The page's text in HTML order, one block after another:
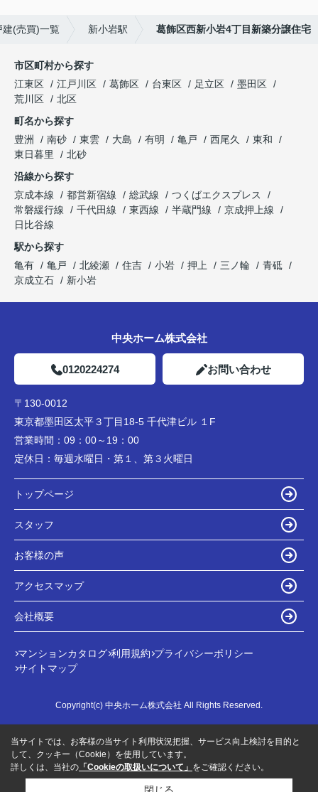
建(売買)一覧 新小岩駅 葛飾区西新小岩4丁目新築分譲住宅
市区町村から探す
江東区
江戸川区 葛飾区 台東区 足立区
墨田区
荒川区
北区
町名から探す
豊洲
南砂 東雲 大島 有明 亀戸 西尾久
東和
東日暮里
北砂
沿線から探す
京成本線
都営新宿線 総武線
つくばエクスプレス
常磐緩行線
千代田線 東西線 半蔵門線
京成押上線
日比谷線
駅から探す
亀有
亀戸 北綾瀬 住吉 小岩 押上 三ノ輪
青砥
京成立石
新小岩
中央ホーム株式会社
0120224274 お問い合わせ
〒130-0012
東京都墨田区太平３丁目18-5 千代津ビル １F
営業時間： 09：00～19：00
定休日： 毎週水曜日・第１、第３火曜日
トップページ
スタッフ
お客様の声
アクセスマップ
会社概要
マンションカタログ 利用規約 プライバシーポリシー
サイトマップ
Copyright(c) 中央ホーム株式会社 All Rights Reserved.
当サイトでは、お客様の当サイト利用状況把握、サービス向上検討を目的と
して、クッキー（Cookie）を使用しています。
詳しくは、当社の 「Cookieの取扱いについて」 をご確認ください。
閉じる